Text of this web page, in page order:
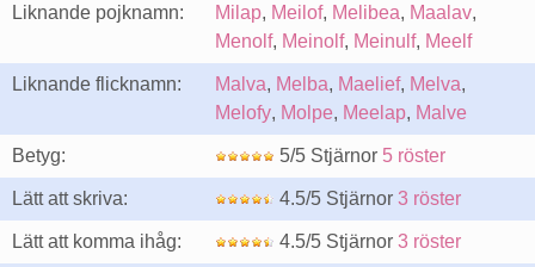
Liknande pojknamn: Milap, Meilof, Melibea, Maalav,
Menolf, Meinolf, Meinulf, Meelf
Liknande flicknamn: Malva, Melba, Maelief, Melva,
Melofy, Molpe, Meelap, Malve
Betyg: 5/5 Stjärnor 5 röster
Lätt att skriva: 4.5/5 Stjärnor 3 röster
Lätt att komma ihåg: 4.5/5 Stjärnor 3 röster